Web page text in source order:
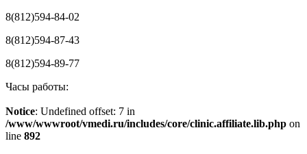
8(812)594-84-02
8(812)594-87-43
8(812)594-89-77
Часы работы:
Notice: Undefined offset: 7 in
/www/wwwroot/vmedi.ru/includes/core/clinic.affiliate.lib.php on
line 892